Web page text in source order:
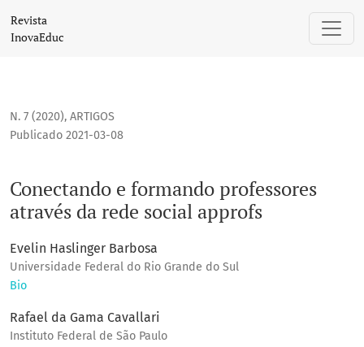
Conectando e formando professores através da rede social
Revista
InovaEduc
N. 7 (2020), ARTIGOS
Conectando e formando professores
através da rede social approfs
Publicado 2021-03-08
Evelin Haslinger Barbosa
Universidade Federal do Rio Grande do Sul
Bio
Rafael da Gama Cavallari
Instituto Federal de São Paulo